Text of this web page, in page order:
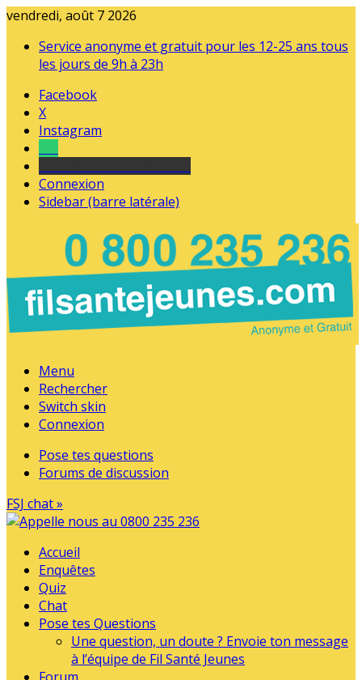
vendredi, août 7 2026
Service anonyme et gratuit pour les 12-25 ans tous
les jours de 9h à 23h
Facebook
X
Instagram
Connexion
Sidebar (barre latérale)
Menu
Rechercher
Switch skin
Connexion
Pose tes questions
Forums de discussion
FSJ chat »
Accueil
Enquêtes
Quiz
Chat
Pose tes Questions
Une question, un doute ? Envoie ton message
à l’équipe de Fil Santé Jeunes